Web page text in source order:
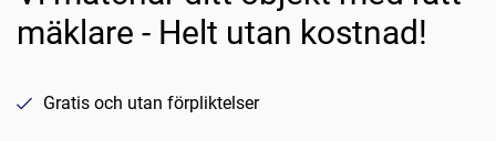
mäklare - Helt utan kostnad!
Gratis och utan förpliktelser